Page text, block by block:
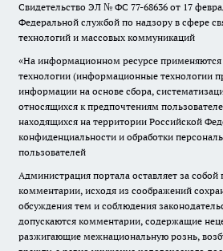
Свидетельство ЭЛ № ФС 77-68636 от 17
Федеральной службой по надзору в сфере
технологий и массовых коммуникаций
«На информационном ресурсе
технологии (информационные технологии
информации на основе сбора,
относящихся к предпочтениям
находящихся на территории Российской
конфиденциальности и обработки
пользователей
Администрация портала оставляет за
комментарии, исходя из соображений
обсуждения тем и соблюдения
допускаются комментарии, содержащие
разжигающие межнациональную рознь,